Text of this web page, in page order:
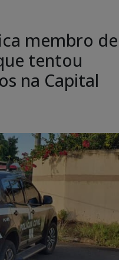
membro de
tentou
na Capital